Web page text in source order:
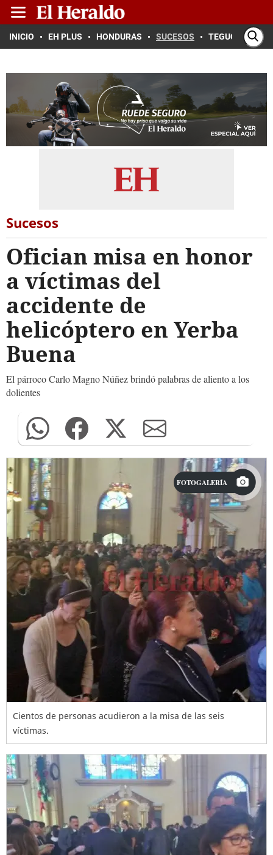
INICIO EH PLUS HONDURAS SUCESOS TEGUCIGALPA
Sucesos
Ofician misa en honor
a víctimas del
accidente de
helicóptero en Yerba
Buena
El párroco Carlo Magno Núñez brindó palabras de aliento a los
dolientes
FOTOGALERÍA
Cientos de personas acudieron a la misa de las seis
víctimas.